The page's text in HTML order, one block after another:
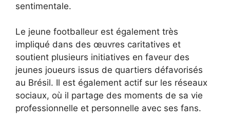
sentimentale.
Le jeune footballeur est également très
impliqué dans des œuvres caritatives et
soutient plusieurs initiatives en faveur des
jeunes joueurs issus de quartiers défavorisés
au Brésil. Il est également actif sur les réseaux
sociaux, où il partage des moments de sa vie
professionnelle et personnelle avec ses fans.